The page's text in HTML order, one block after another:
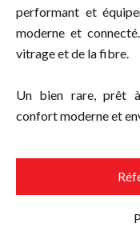
performant et
moderne et
vitrage et de la fibre.
Un bien rare, prêt à
confort moderne et